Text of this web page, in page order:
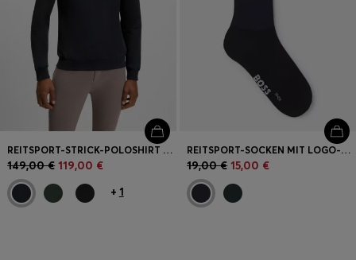
REITSPORT-STRICK-POLOSHIRT AUS STRETCH-BAUMWOLLE MIT LOGO-PATCH
149,00 € 119,00 €
+ 1
REITSPORT-SOCKEN MIT LOGO-DETAILS
19,00 € 15,00 €